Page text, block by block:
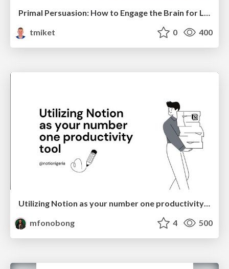
Primal Persuasion: How to Engage the Brain for Learning That Lasts
tmiket
0 400
Utilizing Notion as your number one productivity tool
mfonobong
4 500